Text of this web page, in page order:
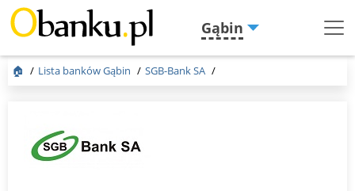
Gąbin
Menu
🏠 Lista banków Gąbin SGB-Bank SA